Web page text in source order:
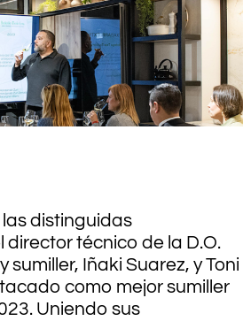
las distinguidas
técnico de la D.O.
sumiller, Iñaki Suarez, y Toni
como mejor sumiller
Uniendo sus